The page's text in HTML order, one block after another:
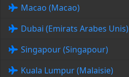
Macao (Macao)
Dubai (Emirats Arabes Unis)
Singapour (Singapour)
Kuala Lumpur (Malaisie)